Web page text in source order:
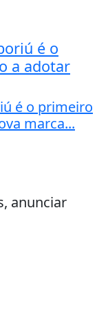
é o
a adotar
é o primeiro
marca...
anunciar